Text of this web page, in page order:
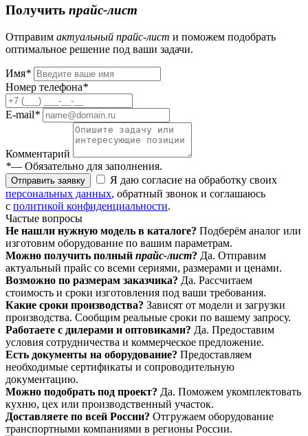
Получить прайс-лист
Отправим актуальный прайс-лист и поможем подобрать
оптимальное решение под ваши задачи.
Имя*
Номер телефона*
E-mail*
Комментарий
*— Обязательно для заполнения.
Отправить заявку
Я даю согласие на обработку своих
персональных данных, обратный звонок и соглашаюсь
с политикой конфиденциальности.
Частые вопросы
Не нашли нужную модель в каталоге? Подберём аналог или
изготовим оборудование по вашим параметрам.
Можно получить полный прайс-лист? Да. Отправим
актуальный прайс со всеми сериями, размерами и ценами.
Возможно по размерам заказчика? Да. Рассчитаем
стоимость и сроки изготовления под ваши требования.
Какие сроки производства? Зависят от модели и загрузки
производства. Сообщим реальные сроки по вашему запросу.
Работаете с дилерами и оптовиками? Да. Предоставим
условия сотрудничества и коммерческое предложение.
Есть документы на оборудование? Предоставляем
необходимые сертификаты и сопроводительную
документацию.
Можно подобрать под проект? Да. Поможем укомплектовать
кухню, цех или производственный участок.
Доставляете по всей России? Отгружаем оборудование
транспортными компаниями в регионы России.